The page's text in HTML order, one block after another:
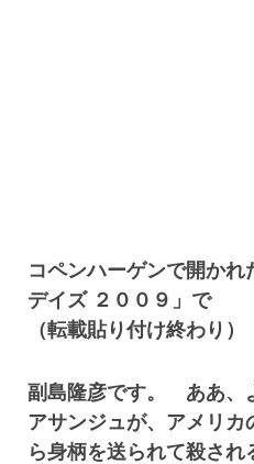
コペンハーゲンで開かれ
デイズ ２００９」で
（転載貼り付け終わり）
副島隆彦です。 ああ、
アサンジュが、アメリ
ら身柄を送られて殺さ